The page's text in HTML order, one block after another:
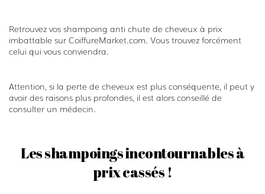
Retrouvez vos shampoing anti chute de cheveux à prix
imbattable sur CoiffureMarket.com. Vous trouvez forcément
celui qui vous conviendra.
Attention, si la perte de cheveux est plus conséquente, il peut y
avoir des raisons plus profondes, il est alors conseillé de
consulter un médecin.
Les shampoings incontournables à
prix cassés !